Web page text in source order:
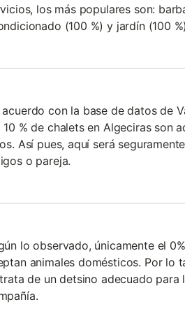
los más populares son:
(100 %) y jardín (100
acuerdo con la base de datos de
10 % de chalets en Algeciras son
Así pues, aquí será
o pareja.
lo observado, únicamente el
animales domésticos. Por lo
de un detsino adecuado